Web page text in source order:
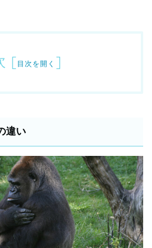
[ 目次を開く ]
違い